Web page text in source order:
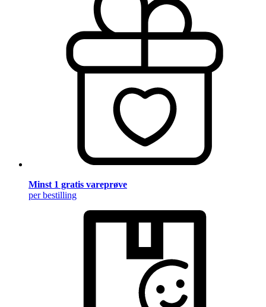
Minst 1 gratis vareprøve
per bestilling